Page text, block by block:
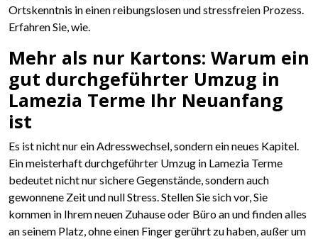
Ortskenntnis in einen reibungslosen und stressfreien Prozess.
Erfahren Sie, wie.
Mehr als nur Kartons: Warum ein
gut durchgeführter Umzug in
Lamezia Terme Ihr Neuanfang
ist
Es ist nicht nur ein Adresswechsel, sondern ein neues Kapitel.
Ein meisterhaft durchgeführter Umzug in Lamezia Terme
bedeutet nicht nur sichere Gegenstände, sondern auch
gewonnene Zeit und null Stress. Stellen Sie sich vor, Sie
kommen in Ihrem neuen Zuhause oder Büro an und finden alles
an seinem Platz, ohne einen Finger gerührt zu haben, außer um